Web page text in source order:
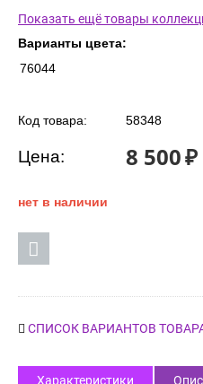
Показать ещё товары
Варианты цвета:
76044
Код товара: 58348
Цена: 8 500₽
нет в наличии
СПИСОК ВАРИАНТОВ
Характеристики